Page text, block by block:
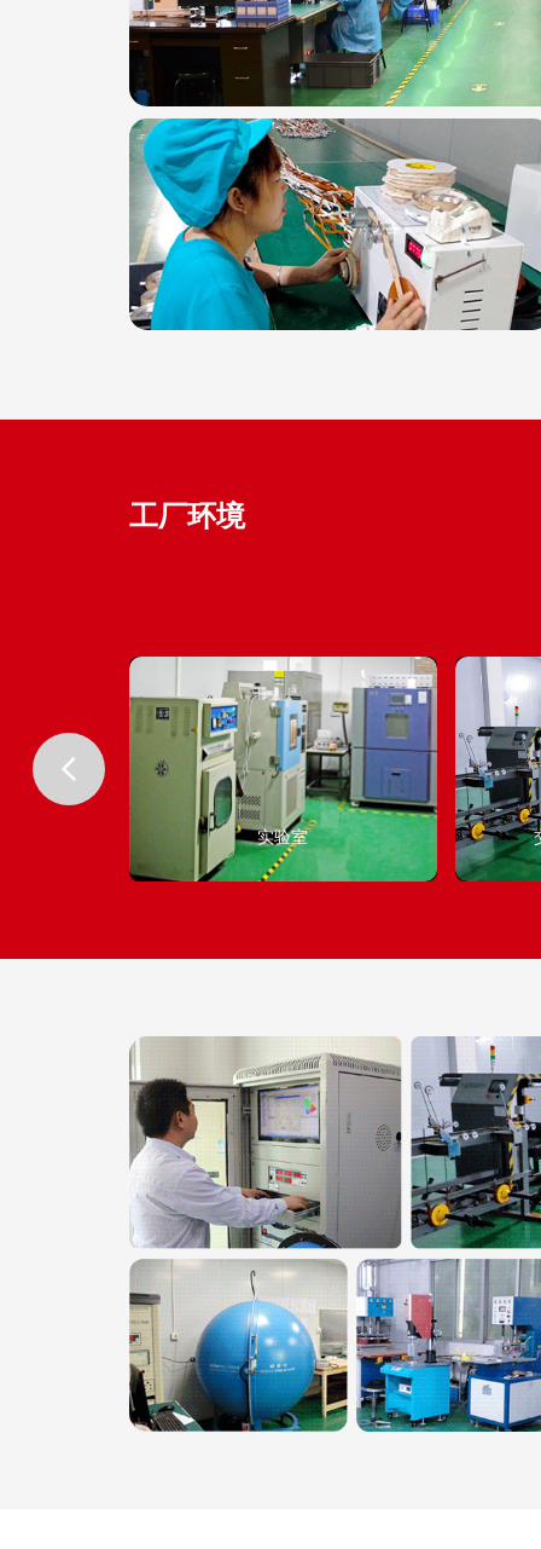
工厂环境
实验室